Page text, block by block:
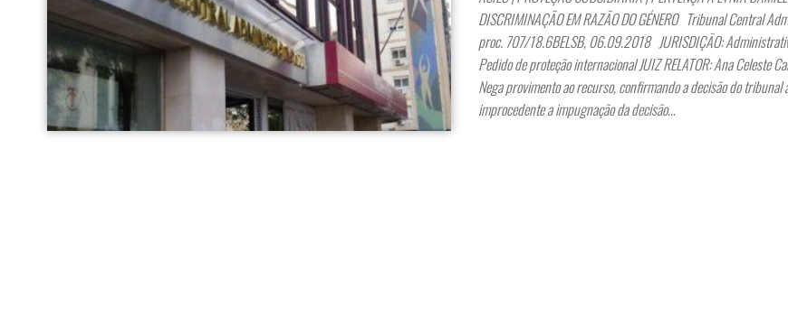
DISCRIMINAÇÃO EM RAZÃO DO GÉNERO Tribunal Central
proc. 707/18.6BELSB, 06.09.2018 JURISDIÇÃO:
Pedido de proteção internacional JUIZ RELATOR: Ana Celeste
Nega provimento ao recurso, confirmando a decisão do tribunal
improcedente a impugnação da decisão…